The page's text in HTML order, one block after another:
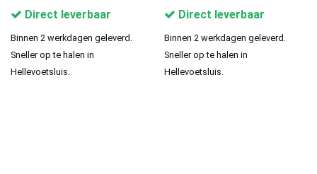
Direct leverbaar
Binnen 2 werkdagen geleverd.
Sneller op te halen in
Hellevoetsluis.
Direct leverbaar
Binnen 2 werkdagen geleverd.
Sneller op te halen in
Hellevoetsluis.